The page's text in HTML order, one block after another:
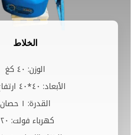
الخلاط
الوزن: ٤٠ كغ
الأبعاد: ٤٠*٤٠ ارتفاع ١.٩
القدرة: ١ حصان
كهرباء فولت: ٢٢٠